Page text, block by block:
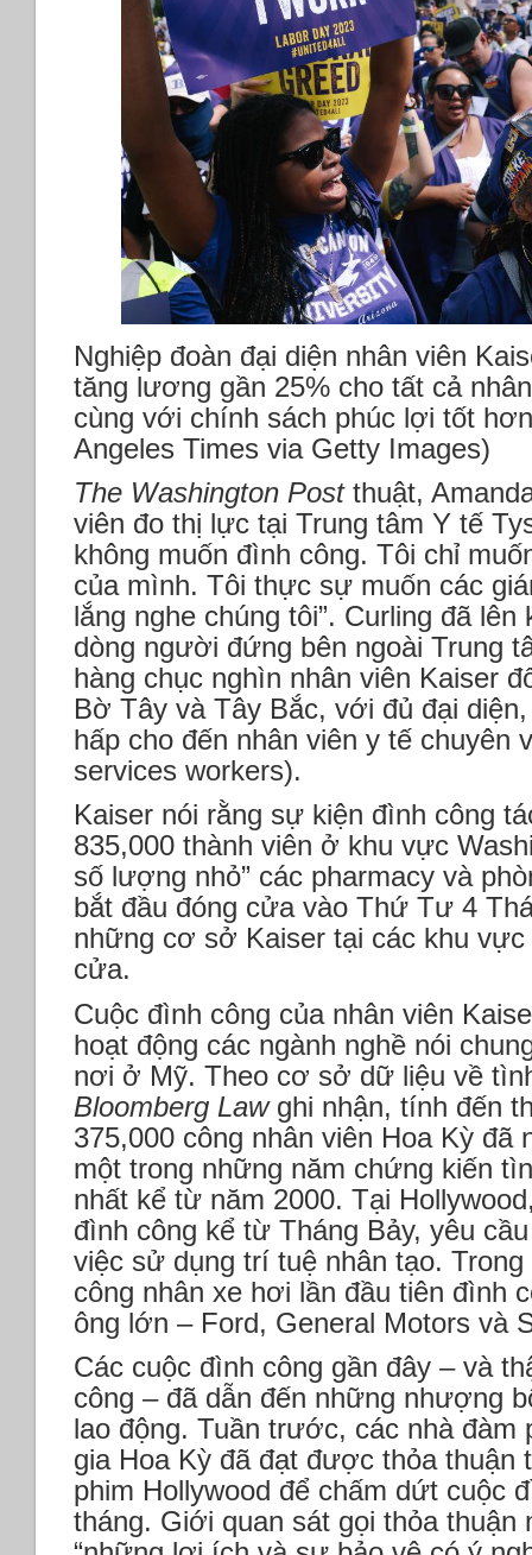
Nghiệp đoàn đại diện nhân viên
tăng lương gần 25% cho tất cả
cùng với chính sách phúc lợi tốt
Angeles Times via Getty Images)
The Washington Post thuật,
viên đo thị lực tại Trung tâm Y tế
không muốn đình công. Tôi chỉ
của mình. Tôi thực sự muốn các
lắng nghe chúng tôi”. Curling đã
dòng người đứng bên ngoài Trung
hàng chục nghìn nhân viên Kaiser
Bờ Tây và Tây Bắc, với đủ đại
hấp cho đến nhân viên y tế chuyên
services workers).
Kaiser nói rằng sự kiện đình công
835,000 thành viên ở khu vực
số lượng nhỏ” các pharmacy và
bắt đầu đóng cửa vào Thứ Tư 4
những cơ sở Kaiser tại các khu
cửa.
Cuộc đình công của nhân viên
hoạt động các ngành nghề nói
nơi ở Mỹ. Theo cơ sở dữ liệu về
Bloomberg Lawghi nhận, tính đến
375,000 công nhân viên Hoa Kỳ đã
một trong những năm chứng kiến
nhất kể từ năm 2000. Tại
đình công kể từ Tháng Bảy, yêu
việc sử dụng trí tuệ nhân tạo.
công nhân xe hơi lần đầu tiên đình
ông lớn – Ford, General Motors và
Các cuộc đình công gần đây – và
công – đã dẫn đến những nhượng
lao động. Tuần trước, các nhà đàm
gia Hoa Kỳ đã đạt được thỏa thuận
phim Hollywood để chấm dứt cuộc
tháng. Giới quan sát gọi thỏa thuận